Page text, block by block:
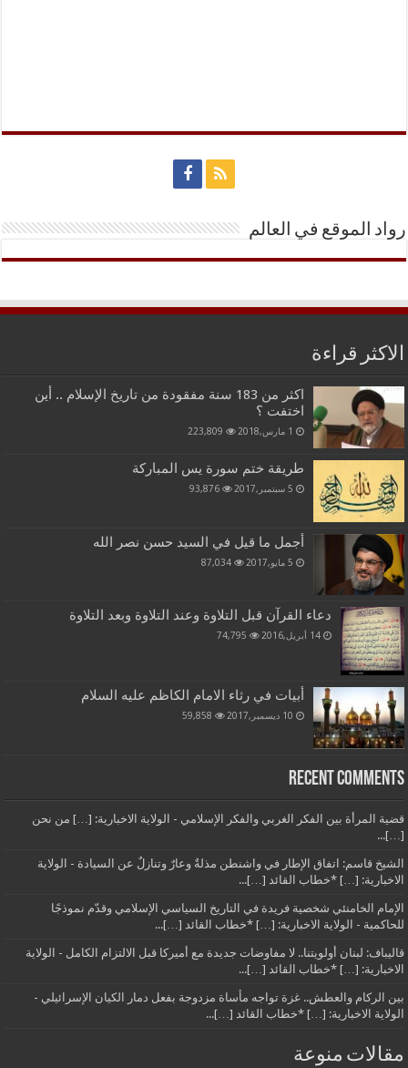
رواد الموقع في العالم
الاكثر قراءة
اكثر من 183 سنة مفقودة من تاريخ الإسلام .. أين
اختفت ؟
1 مارس,2018 223,809
طريقة ختم سورة يس المباركة
5 سبتمبر,2017 93,876
أجمل ما قيل في السيد حسن نصر الله
5 مايو,2017 87,034
دعاء القرآن قبل التلاوة وعند التلاوة وبعد التلاوة
14 أبريل,2016 74,795
أبيات في رثاء الامام الكاظم عليه السلام
10 ديسمبر,2017 59,858
Recent Comments
قضية المرأة بين الفكر الغربي والفكر الإسلامي - الولاية الاخبارية: […] من نحن
[…]...
الشيخ قاسم: اتفاق الإطار في واشنطن مذلةٌ وعارٌ وتنازلٌ عن السيادة - الولاية
الاخبارية: […] *خطاب القائد […]...
الإمام الخامنئي شخصية فريدة في التاريخ السياسي الإسلامي وقدّم نموذجًا
للحاكمية - الولاية الاخبارية: […] *خطاب القائد […]...
قاليباف: لبنان أولويتنا.. لا مفاوضات جديدة مع أميركا قبل الالتزام الكامل - الولاية
الاخبارية: […] *خطاب القائد […]...
بين الركام والعطش.. غزة تواجه مأساة مزدوجة بفعل دمار الكيان الإسرائيلي -
الولاية الاخبارية: […] *خطاب القائد […]...
مقالات منوعة